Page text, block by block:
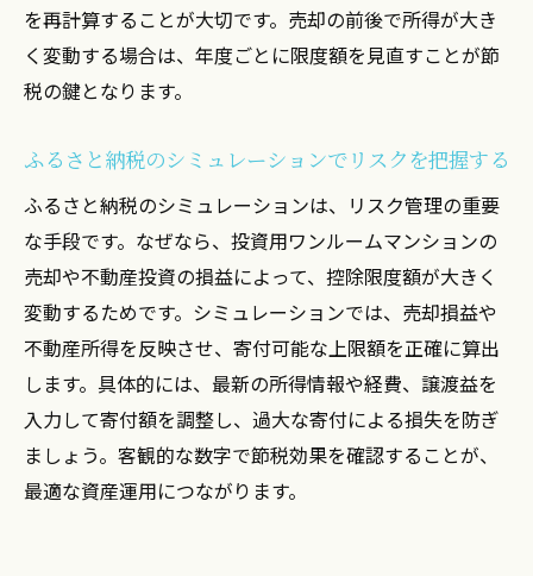
を再計算することが大切です。売却の前後で所得が大き
く変動する場合は、年度ごとに限度額を見直すことが節
税の鍵となります。
ふるさと納税のシミュレーションでリスクを把握する
ふるさと納税のシミュレーションは、リスク管理の重要
な手段です。なぜなら、投資用ワンルームマンションの
売却や不動産投資の損益によって、控除限度額が大きく
変動するためです。シミュレーションでは、売却損益や
不動産所得を反映させ、寄付可能な上限額を正確に算出
します。具体的には、最新の所得情報や経費、譲渡益を
入力して寄付額を調整し、過大な寄付による損失を防ぎ
ましょう。客観的な数字で節税効果を確認することが、
最適な資産運用につながります。